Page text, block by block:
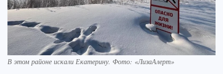
В этом районе искали Екатерину. Фото: «ЛизаАлерт»